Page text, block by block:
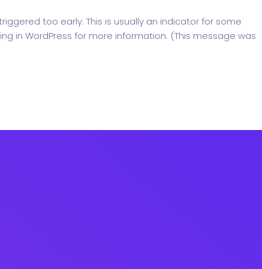
too early. This is usually an indicator for some
in WordPress for more information. (This message was